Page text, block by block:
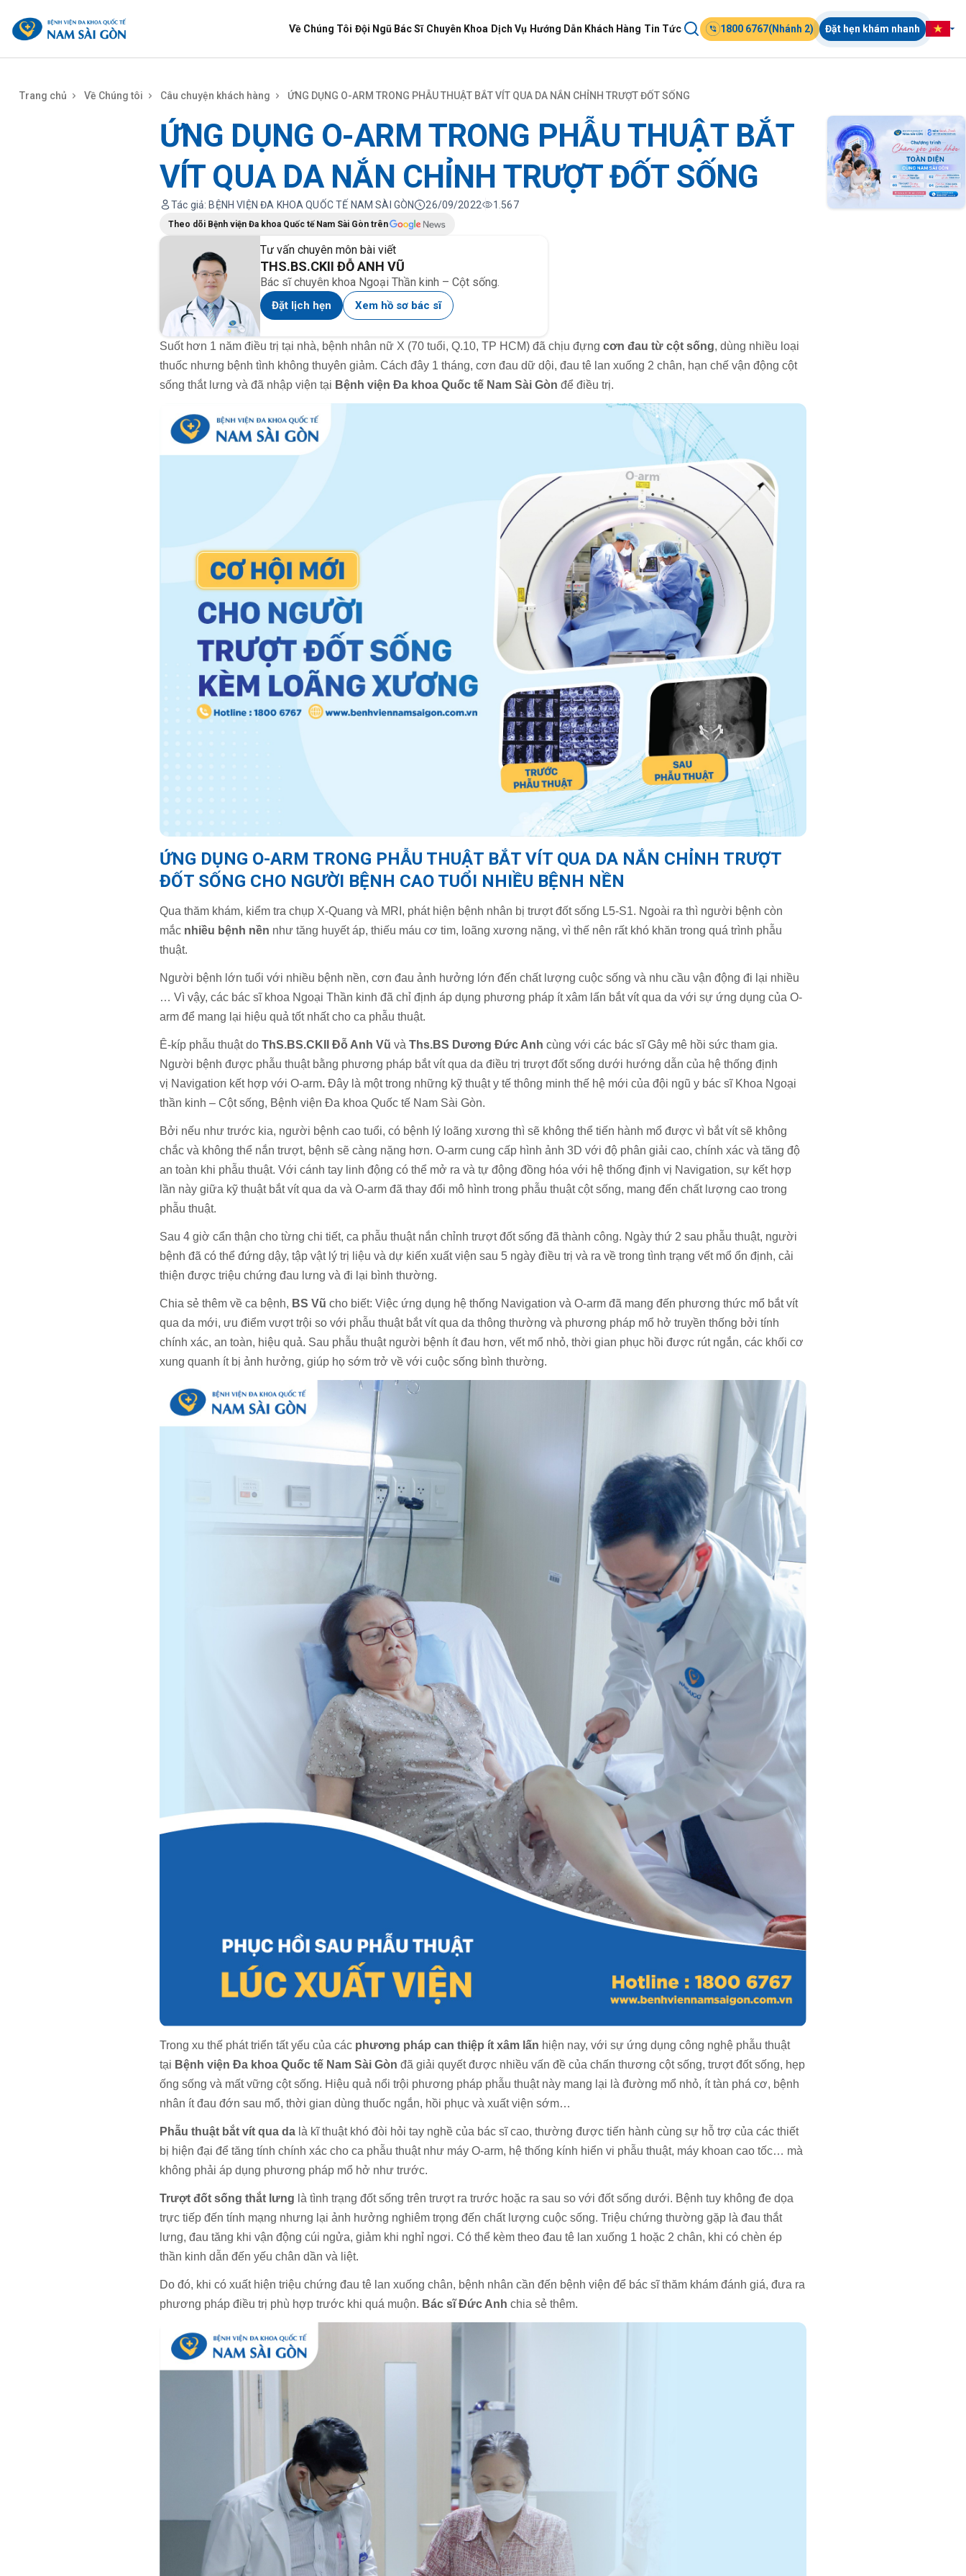
Về Chúng Tôi Đội Ngũ Bác Sĩ Chuyên Khoa Dịch Vụ Hướng Dẫn Khách Hàng Tin Tức 1800 6767(Nhánh 2) Đặt hẹn khám nhanh
Trang chủ Về Chúng tôi Câu chuyện khách hàng ỨNG DỤNG O-ARM TRONG PHẪU THUẬT BẮT VÍT QUA DA NẮN CHỈNH TRƯỢT ĐỐT SỐNG
ỨNG DỤNG O-ARM TRONG PHẪU THUẬT BẮT
VÍT QUA DA NẮN CHỈNH TRƯỢT ĐỐT SỐNG
Tác giả: BỆNH VIỆN ĐA KHOA QUỐC TẾ NAM SÀI GÒN 26/09/2022 1.567
Theo dõi Bệnh viện Đa khoa Quốc tế Nam Sài Gòn trên
Tư vấn chuyên môn bài viết
THS.BS.CKII ĐỖ ANH VŨ
Bác sĩ chuyên khoa Ngoại Thần kinh – Cột sống.
Đặt lịch hẹn Xem hồ sơ bác sĩ
Suốt hơn 1 năm điều trị tại nhà, bệnh nhân nữ X (70 tuổi, Q.10, TP HCM) đã chịu đựng cơn đau từ cột sống, dùng nhiều loại
thuốc nhưng bệnh tình không thuyên giảm. Cách đây 1 tháng, cơn đau dữ dội, đau tê lan xuống 2 chân, hạn chế vận động cột
sống thắt lưng và đã nhập viện tại Bệnh viện Đa khoa Quốc tế Nam Sài Gòn để điều trị.
ỨNG DỤNG O-ARM TRONG PHẪU THUẬT BẮT VÍT QUA DA NẮN CHỈNH TRƯỢT
ĐỐT SỐNG CHO NGƯỜI BỆNH CAO TUỔI NHIỀU BỆNH NỀN
Qua thăm khám, kiểm tra chụp X-Quang và MRI, phát hiện bệnh nhân bị trượt đốt sống L5-S1. Ngoài ra thì người bệnh còn
mắc nhiều bệnh nền như tăng huyết áp, thiếu máu cơ tim, loãng xương nặng, vì thế nên rất khó khăn trong quá trình phẫu
thuật.
Người bệnh lớn tuổi với nhiều bệnh nền, cơn đau ảnh hưởng lớn đến chất lượng cuộc sống và nhu cầu vận động đi lại nhiều
… Vì vậy, các bác sĩ khoa Ngoại Thần kinh đã chỉ định áp dụng phương pháp ít xâm lấn bắt vít qua da với sự ứng dụng của O-
arm để mang lại hiệu quả tốt nhất cho ca phẫu thuật.
Ê-kíp phẫu thuật do ThS.BS.CKII Đỗ Anh Vũ và Ths.BS Dương Đức Anh cùng với các bác sĩ Gây mê hồi sức tham gia.
Người bệnh được phẫu thuật bằng phương pháp bắt vít qua da điều trị trượt đốt sống dưới hướng dẫn của hệ thống định
vị Navigation kết hợp với O-arm. Đây là một trong những kỹ thuật y tế thông minh thế hệ mới của đội ngũ y bác sĩ Khoa Ngoại
thần kinh – Cột sống, Bệnh viện Đa khoa Quốc tế Nam Sài Gòn.
Bởi nếu như trước kia, người bệnh cao tuổi, có bệnh lý loãng xương thì sẽ không thể tiến hành mổ được vì bắt vít sẽ không
chắc và không thể nắn trượt, bệnh sẽ càng nặng hơn. O-arm cung cấp hình ảnh 3D với độ phân giải cao, chính xác và tăng độ
an toàn khi phẫu thuật. Với cánh tay linh động có thể mở ra và tự động đồng hóa với hệ thống định vị Navigation, sự kết hợp
lần này giữa kỹ thuật bắt vít qua da và O-arm đã thay đổi mô hình trong phẫu thuật cột sống, mang đến chất lượng cao trong
phẫu thuật.
Sau 4 giờ cẩn thận cho từng chi tiết, ca phẫu thuật nắn chỉnh trượt đốt sống đã thành công. Ngày thứ 2 sau phẫu thuật, người
bệnh đã có thể đứng dậy, tập vật lý trị liệu và dự kiến xuất viện sau 5 ngày điều trị và ra về trong tình trạng vết mổ ổn định, cải
thiện được triệu chứng đau lưng và đi lại bình thường.
Chia sẻ thêm về ca bệnh, BS Vũ cho biết: Việc ứng dụng hệ thống Navigation và O-arm đã mang đến phương thức mổ bắt vít
qua da mới, ưu điểm vượt trội so với phẫu thuật bắt vít qua da thông thường và phương pháp mổ hở truyền thống bởi tính
chính xác, an toàn, hiệu quả. Sau phẫu thuật người bệnh ít đau hơn, vết mổ nhỏ, thời gian phục hồi được rút ngắn, các khối cơ
xung quanh ít bị ảnh hưởng, giúp họ sớm trở về với cuộc sống bình thường.
Trong xu thế phát triển tất yếu của các phương pháp can thiệp ít xâm lấn hiện nay, với sự ứng dụng công nghệ phẫu thuật
tại Bệnh viện Đa khoa Quốc tế Nam Sài Gòn đã giải quyết được nhiều vấn đề của chấn thương cột sống, trượt đốt sống, hẹp
ống sống và mất vững cột sống. Hiệu quả nổi trội phương pháp phẫu thuật này mang lại là đường mổ nhỏ, ít tàn phá cơ, bệnh
nhân ít đau đớn sau mổ, thời gian dùng thuốc ngắn, hồi phục và xuất viện sớm…
Phẫu thuật bắt vít qua da là kĩ thuật khó đòi hỏi tay nghề của bác sĩ cao, thường được tiến hành cùng sự hỗ trợ của các thiết
bị hiện đại để tăng tính chính xác cho ca phẫu thuật như máy O-arm, hệ thống kính hiển vi phẫu thuật, máy khoan cao tốc… mà
không phải áp dụng phương pháp mổ hở như trước.
Trượt đốt sống thắt lưng là tình trạng đốt sống trên trượt ra trước hoặc ra sau so với đốt sống dưới. Bệnh tuy không đe dọa
trực tiếp đến tính mạng nhưng lại ảnh hưởng nghiêm trọng đến chất lượng cuộc sống. Triệu chứng thường gặp là đau thắt
lưng, đau tăng khi vận động cúi ngửa, giảm khi nghỉ ngơi. Có thể kèm theo đau tê lan xuống 1 hoặc 2 chân, khi có chèn ép
thần kinh dẫn đến yếu chân dần và liệt.
Do đó, khi có xuất hiện triệu chứng đau tê lan xuống chân, bệnh nhân cần đến bệnh viện để bác sĩ thăm khám đánh giá, đưa ra
phương pháp điều trị phù hợp trước khi quá muộn. Bác sĩ Đức Anh chia sẻ thêm.